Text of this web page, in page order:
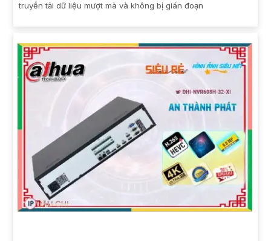
truyền tải dữ liệu mượt mà và không bị gián đoạn